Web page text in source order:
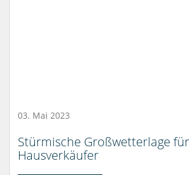
03. Mai 2023
Stürmische Großwetterlage für
Hausverkäufer